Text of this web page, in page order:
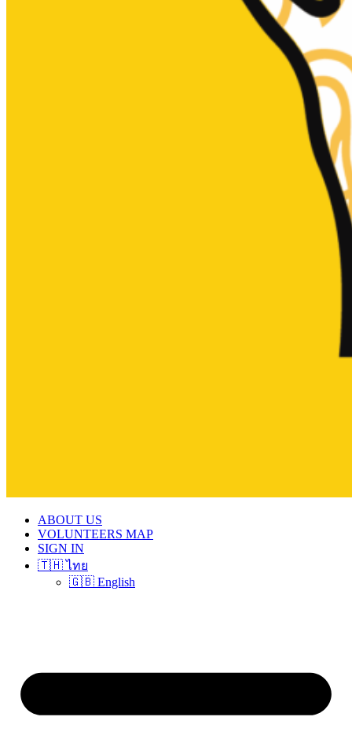
ABOUT US
VOLUNTEERS MAP
SIGN IN
🇹🇭 ไทย
🇬🇧 English